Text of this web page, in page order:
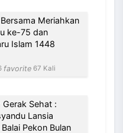
Meriahkan
ke-75 dan
Islam 1448
favorite 67 Kali
Gerak Sehat :
Lansia
Pekon Bulan